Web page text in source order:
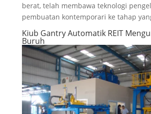
berat, telah membawa teknologi
pembuatan kontemporari ke tahap
Kiub Gantry Automatik REIT
Buruh